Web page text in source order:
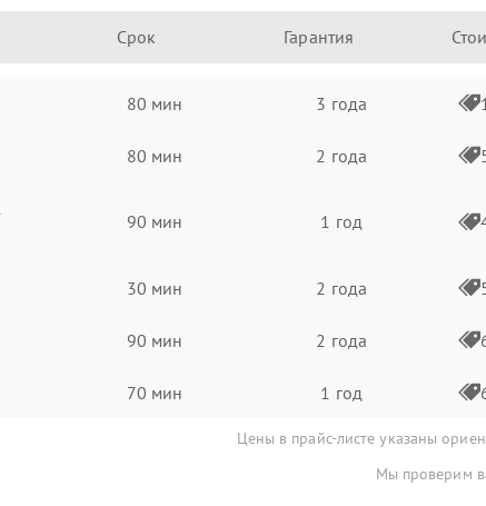
Срок Гарантия
80 мин 3 года
80 мин 2 года
90 мин 1 год
30 мин 2 года
90 мин 2 года
70 мин 1 год
Цены в прайс-листе указаны
Мы проверим